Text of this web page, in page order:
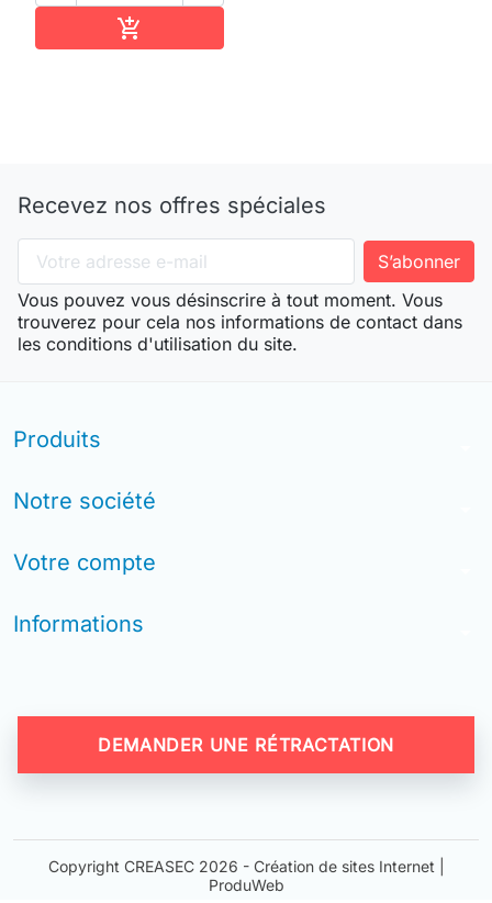

Recevez nos offres spéciales
Vous pouvez vous désinscrire à tout moment. Vous
trouverez pour cela nos informations de contact dans
les conditions d'utilisation du site.
Produits
Notre société
Votre compte
Informations
DEMANDER UNE RÉTRACTATION
Copyright CREASEC 2026 - Création de sites Internet |
ProduWeb